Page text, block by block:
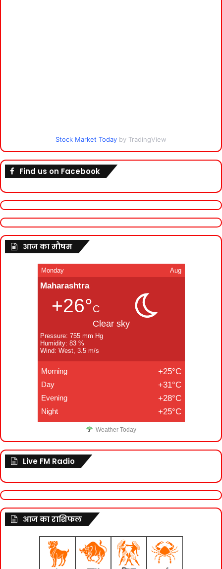
Stock Market Today by TradingView
Find us on Facebook
आज का मौषम
Monday Aug
Maharashtra
+26°C
Clear sky
Pressure: 755 mm Hg
Humidity: 83 %
Wind: West, 3.5 m/s
Morning +25°C
Day +31°C
Evening +28°C
Night +25°C
Weather Today
Live FM Radio
आज का राशिफल